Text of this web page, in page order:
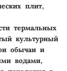
плит,
термальных
культурный
обычаи и
водами,